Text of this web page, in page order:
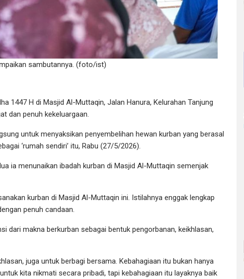
sambutannya. (foto/ist)
1447 H di Masjid Al-Muttaqin, Jalan Hanura, Kelurahan Tanjung
dan penuh kekeluargaan.
untuk menyaksikan penyembelihan hewan kurban yang berasal
‘rumah sendiri’ itu, Rabu (27/5/2026).
ia menunaikan ibadah kurban di Masjid Al-Muttaqin semenjak
kurban di Masjid Al-Muttaqin ini. Istilahnya enggak lengkap
penuh candaan.
dari makna berkurban sebagai bentuk pengorbanan, keikhlasan,
juga untuk berbagi bersama. Kebahagiaan itu bukan hanya
kita nikmati secara pribadi, tapi kebahagiaan itu layaknya baik